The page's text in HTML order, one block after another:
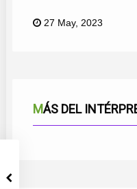
27 May, 2023
MÁS DEL